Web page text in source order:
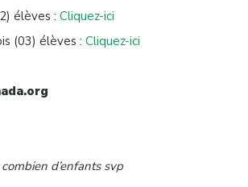
élèves : Cliquez-ici
(03) élèves : Cliquez-ici
d’enfants svp